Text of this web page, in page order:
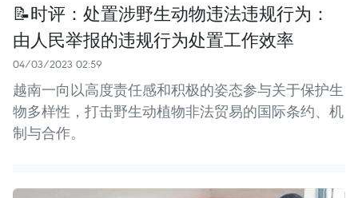
📝时评：处置涉野生动物违法违规行为：
由人民举报的违规行为处置工作效率
04/03/2023 02:59
越南一向以高度责任感和积极的姿态参与关于保护生
物多样性，打击野生动植物非法贸易的国际条约、机
制与合作。